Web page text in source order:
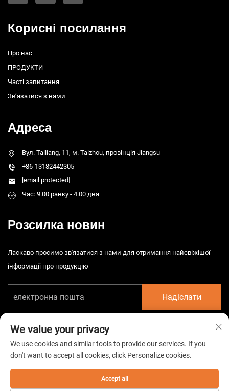
Корисні посилання
Про нас
ПРОДУКТИ
Часті запитання
Зв’язатися з нами
Адреса
Вул. Tailiang, 11, м. Taizhou, провінція Jiangsu
+86-13182442305
[email protected]
Час: 9.00 ранку - 4.00 дня
Розсилка новин
Ласкаво просимо зв'язатися з нами для отримання найсвіжішої
інформації про продукцію
Надіслати
Політика конфіденційності
We value your privacy
We use cookies and similar tools to provide our services. If you
don't want to accept all cookies, click Personalize cookies.
Accept all